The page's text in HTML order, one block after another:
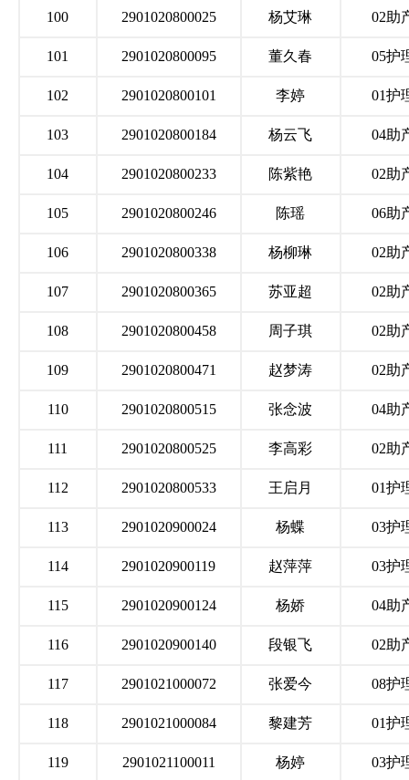
100 2901020800025 杨艾琳 02助
101 2901020800095 董久春 05护
102 2901020800101 李婷 01护
103 2901020800184 杨云飞 04助
104 2901020800233 陈紫艳 02助
105 2901020800246 陈瑶 06助
106 2901020800338 杨柳琳 02助
107 2901020800365 苏亚超 02助
108 2901020800458 周子琪 02助
109 2901020800471 赵梦涛 02助
110 2901020800515 张念波 04助
111 2901020800525 李高彩 02助
112 2901020800533 王启月 01护
113 2901020900024 杨蝶 03护
114 2901020900119 赵萍萍 03护
115 2901020900124 杨娇 04助
116 2901020900140 段银飞 02助
117 2901021000072 张爱今 08护
118 2901021000084 黎建芳 01护
119 2901021100011 杨婷 03护